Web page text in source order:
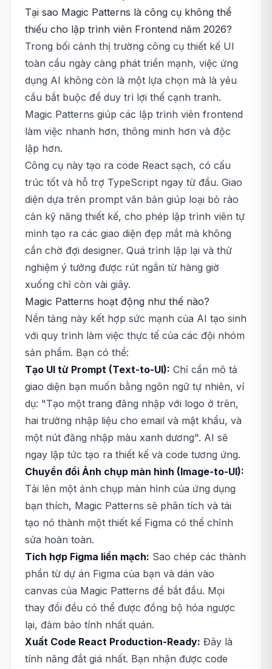
Tại sao Magic Patterns là công cụ không thể
thiếu cho lập trình viên Frontend năm 2026?
Trong bối cảnh thị trường công cụ thiết kế UI
toàn cầu ngày càng phát triển mạnh, việc ứng
dụng AI không còn là một lựa chọn mà là yêu
cầu bắt buộc để duy trì lợi thế cạnh tranh.
Magic Patterns giúp các lập trình viên frontend
làm việc nhanh hơn, thông minh hơn và độc
lập hơn.
Công cụ này tạo ra code React sạch, có cấu
trúc tốt và hỗ trợ TypeScript ngay từ đầu. Giao
diện dựa trên prompt văn bản giúp loại bỏ rào
cản kỹ năng thiết kế, cho phép lập trình viên tự
mình tạo ra các giao diện đẹp mắt mà không
cần chờ đợi designer. Quá trình lặp lại và thử
nghiệm ý tưởng được rút ngắn từ hàng giờ
xuống chỉ còn vài giây.
Magic Patterns hoạt động như thế nào?
Nền tảng này kết hợp sức mạnh của AI tạo sinh
với quy trình làm việc thực tế của các đội nhóm
sản phẩm. Bạn có thể:
Tạo UI từ Prompt (Text-to-UI): Chỉ cần mô tả
giao diện bạn muốn bằng ngôn ngữ tự nhiên, ví
dụ: "Tạo một trang đăng nhập với logo ở trên,
hai trường nhập liệu cho email và mật khẩu, và
một nút đăng nhập màu xanh dương". AI sẽ
ngay lập tức tạo ra thiết kế và code tương ứng.
Chuyển đổi Ảnh chụp màn hình (Image-to-UI):
Tải lên một ảnh chụp màn hình của ứng dụng
bạn thích, Magic Patterns sẽ phân tích và tái
tạo nó thành một thiết kế Figma có thể chỉnh
sửa hoàn toàn.
Tích hợp Figma liền mạch: Sao chép các thành
phần từ dự án Figma của bạn và dán vào
canvas của Magic Patterns để bắt đầu. Mọi
thay đổi đều có thể được đồng bộ hóa ngược
lại, đảm bảo tính nhất quán.
Xuất Code React Production-Ready: Đây là
tính năng đắt giá nhất. Bạn nhận được code